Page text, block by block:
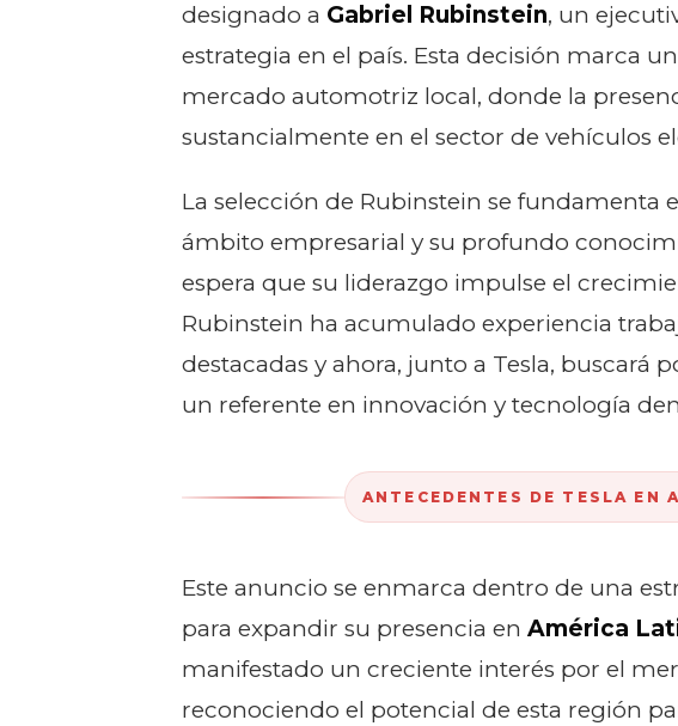
designado a Gabriel Rubinstein, un
estrategia en el país. Esta decisión marca
mercado automotriz local, donde la
sustancialmente en el sector de vehículos
La selección de Rubinstein se fundamenta
ámbito empresarial y su profundo
espera que su liderazgo impulse el
Rubinstein ha acumulado experiencia
destacadas y ahora, junto a Tesla, buscará
un referente en innovación y tecnología
ANTECEDENTES DE TESLA EN
Este anuncio se enmarca dentro de una
para expandir su presencia en América
manifestado un creciente interés por el
reconociendo el potencial de esta región